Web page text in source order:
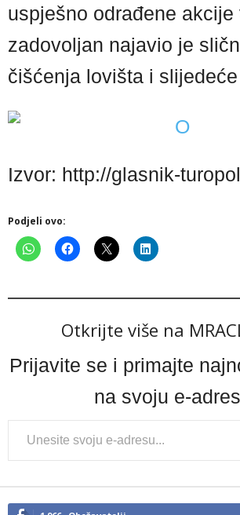
uspješno odrađene akcije
zadovoljan najavio je
čišćenja lovišta i
Izvor: http://glasnik-
Podjeli ovo:
Otkrijte više na
Prijavite se i primajte
na svoju e-
Type
your
email…